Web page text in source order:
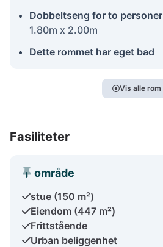
Dobbeltseng for to personer
1.80m x 2.00m
Dette rommet har eget bad
Vis alle rom
Fasiliteter
område
stue (150 m²)
Eiendom (447 m²)
Frittstående
Urban beliggenhet